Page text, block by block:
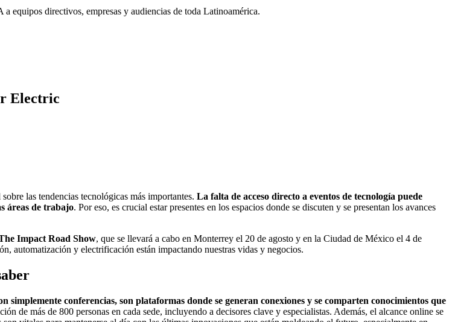
equipos directivos, empresas y audiencias de toda Latinoamérica.
Electric
las tendencias tecnológicas más importantes. La falta de acceso directo a eventos de tecnología puede
áreas de trabajo. Por eso, es crucial estar presentes en los espacios donde se discuten y se presentan los avances
Impact Road Show, que se llevará a cabo en Monterrey el 20 de agosto y en la Ciudad de México el 4 de
automatización y electrificación están impactando nuestras vidas y negocios.
simplemente conferencias, son plataformas donde se generan conexiones y se comparten conocimientos que
de más de 800 personas en cada sede, incluyendo a decisores clave y especialistas. Además, el alcance online se